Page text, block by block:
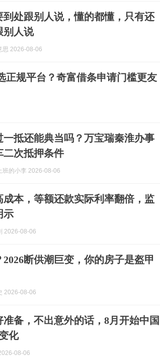
到处跟别人说，懂的都懂，只有还
别人说
思 2026-08-06
正规平台？奇富借条申请门槛更友
一抵还能典当吗？万宝瑞秦淮办事
二次抵押条件
班的小李 2026-08-06
成本，等额还款实际利率翻倍，监
示
2026-08-06
断供潮巨变，你的房子是盔甲
2026-08-06
准备，不出意外的话，8月开始中国
化
08-06